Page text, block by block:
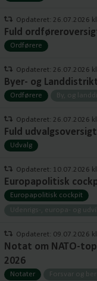
Opdateret: 26.07.2026
Fuld
Ordførere
Opdateret: 26.07.2026
Byer- og
Ordførere By, og
Opdateret: 26.07.2026
Fuld udvalgsoversigt
Udvalg
Opdateret: 10.07.2026
Europapolitisk
Europapolitisk cockpit
Udenrigs-, europa- og
Opdateret: 09.07.2026
Notat om NATO-
2026
Notater Forsvar og